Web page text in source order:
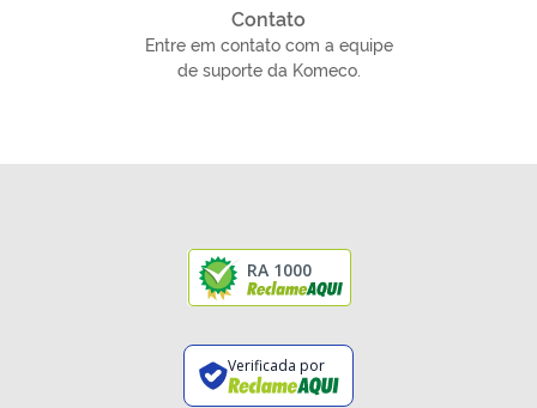
Contato
Entre em contato com a equipe
de suporte da Komeco.
RA 1000
Verificada por